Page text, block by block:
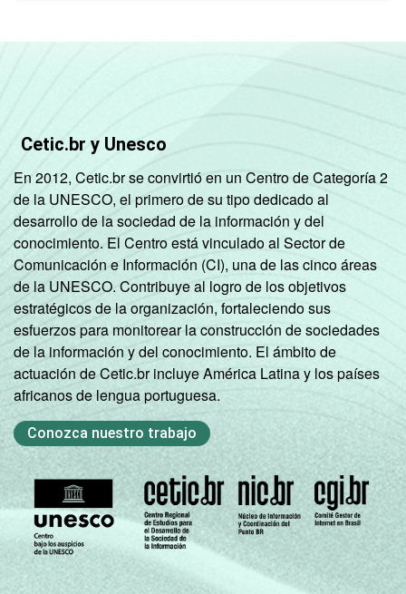
Cetic.br y Unesco
En 2012, Cetic.br se convirtió en un Centro de Categoría 2
de la UNESCO, el primero de su tipo dedicado al
desarrollo de la sociedad de la información y del
conocimiento. El Centro está vinculado al Sector de
Comunicación e Información (CI), una de las cinco áreas
de la UNESCO. Contribuye al logro de los objetivos
estratégicos de la organización, fortaleciendo sus
esfuerzos para monitorear la construcción de sociedades
de la información y del conocimiento. El ámbito de
actuación de Cetic.br incluye América Latina y los países
africanos de lengua portuguesa.
Conozca nuestro trabajo